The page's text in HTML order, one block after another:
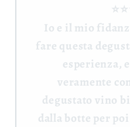
Io e il mio
fare questa
esperienza,
veramente
degustato vino
dalla botte per